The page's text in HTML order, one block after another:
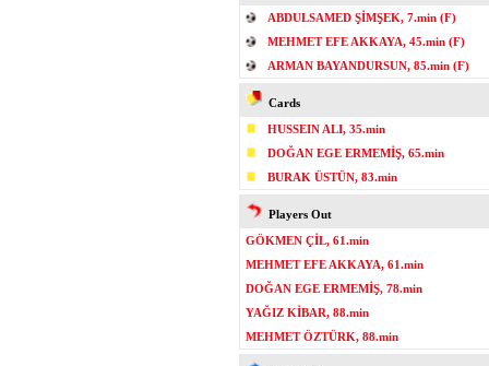
ABDULSAMED ŞİMŞEK, 7.min (F)
MEHMET EFE AKKAYA, 45.min (F)
ARMAN BAYANDURSUN, 85.min (F)
Cards
HUSSEIN ALI, 35.min
DOĞAN EGE ERMEMİŞ, 65.min
BURAK ÜSTÜN, 83.min
Players Out
GÖKMEN ÇİL, 61.min
MEHMET EFE AKKAYA, 61.min
DOĞAN EGE ERMEMİŞ, 78.min
YAĞIZ KİBAR, 88.min
MEHMET ÖZTÜRK, 88.min